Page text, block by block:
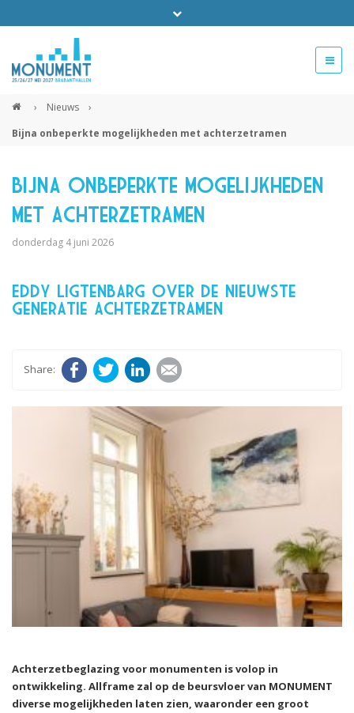
› Nieuws
›
Bijna onbeperkte mogelijkheden met achterzetramen
Bijna onbeperkte mogelijkheden
met achterzetramen
donderdag 4 juni 2026
Eddy Ligtenbarg over de nieuwste
generatie achterzetramen
FacebookTwitter LinkedIn
Achterzetbeglazing voor monumenten is volop in
ontwikkeling. Allframe zal op de beursvloer van MONUMENT
diverse mogelijkheden laten zien, waaronder een groot